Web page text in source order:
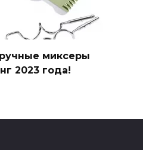
миксеры
2023 года!